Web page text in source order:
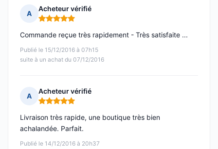
A
Acheteur vérifié
Note : 5 sur 5
Publié le 15/12/2016 à 07h15
suite à un achat du 07/12/2016
Commande reçue très rapidement - Très satisfaite ...
A
Acheteur vérifié
Note : 5 sur 5
Publié le 14/12/2016 à 20h37
Livraison très rapide, une boutique très bien
achalandée. Parfait.